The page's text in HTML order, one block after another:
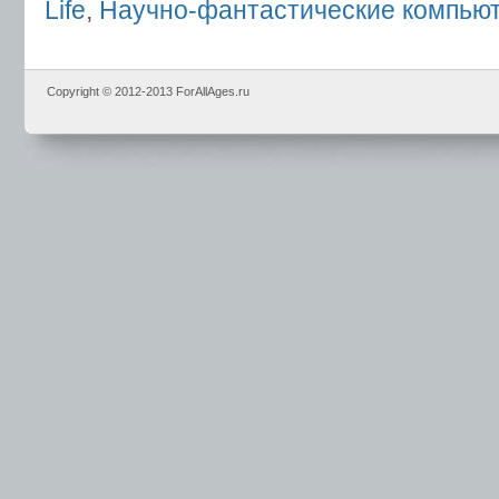
Life, Научно-фантастические
Copyright © 2012-2013 ForAllAges.ru